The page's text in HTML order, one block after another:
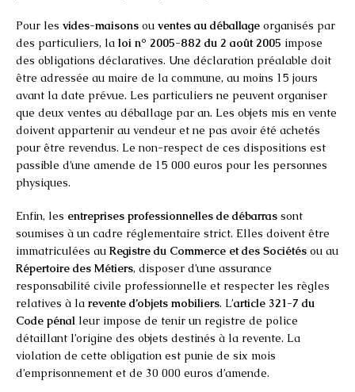
Pour les vides-maisons ou ventes au déballage organisés par
des particuliers, la loi n° 2005-882 du 2 août 2005 impose
des obligations déclaratives. Une déclaration préalable doit
être adressée au maire de la commune, au moins 15 jours
avant la date prévue. Les particuliers ne peuvent organiser
que deux ventes au déballage par an. Les objets mis en vente
doivent appartenir au vendeur et ne pas avoir été achetés
pour être revendus. Le non-respect de ces dispositions est
passible d’une amende de 15 000 euros pour les personnes
physiques.
Enfin, les entreprises professionnelles de débarras sont
soumises à un cadre réglementaire strict. Elles doivent être
immatriculées au Registre du Commerce et des Sociétés ou au
Répertoire des Métiers, disposer d’une assurance
responsabilité civile professionnelle et respecter les règles
relatives à la revente d’objets mobiliers. L’article 321-7 du
Code pénal leur impose de tenir un registre de police
détaillant l’origine des objets destinés à la revente. La
violation de cette obligation est punie de six mois
d’emprisonnement et de 30 000 euros d’amende.